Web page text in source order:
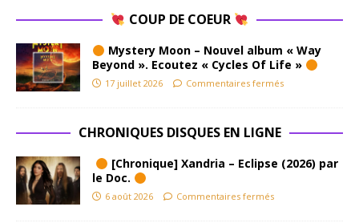
COUP DE COEUR
Mystery Moon – Nouvel album « Way
Beyond ». Ecoutez « Cycles Of Life »
17 juillet 2026 Commentaires fermés
CHRONIQUES DISQUES EN LIGNE
[Chronique] Xandria – Eclipse (2026) par
le Doc.
6 août 2026 Commentaires fermés